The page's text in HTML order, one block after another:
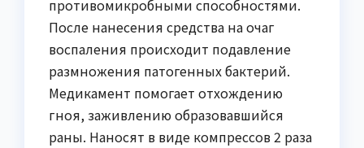
противомикробными способностями.
После нанесения средства на очаг
воспаления происходит подавление
размножения патогенных бактерий.
Медикамент помогает отхождению
гноя, заживлению образовавшийся
раны. Наносят в виде компрессов 2 раза